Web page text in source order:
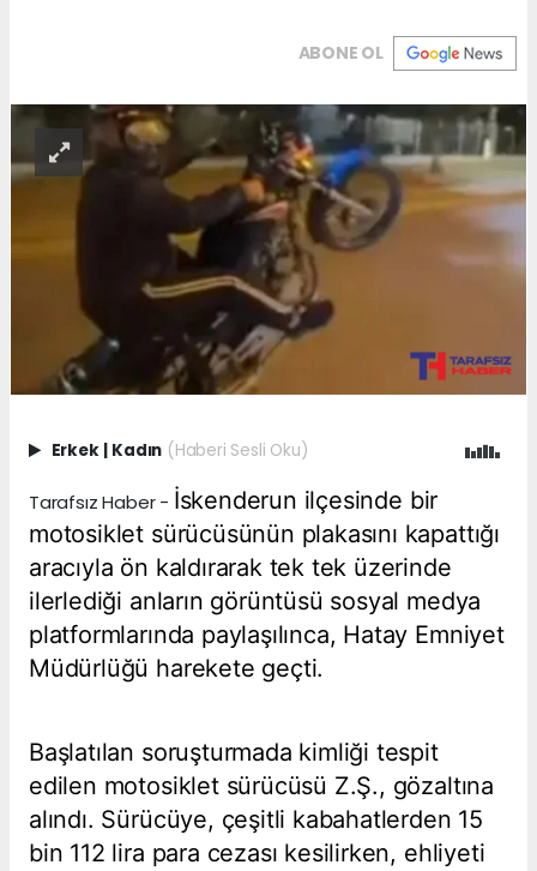
ABONE OL
Erkek | Kadın (Haberi Sesli Oku)
Tarafsız Haber - İskenderun ilçesinde bir
motosiklet sürücüsünün plakasını kapattığı
aracıyla ön kaldırarak tek tek üzerinde
ilerlediği anların görüntüsü sosyal medya
platformlarında paylaşılınca, Hatay Emniyet
Müdürlüğü harekete geçti.
Başlatılan soruşturmada kimliği tespit
edilen motosiklet sürücüsü Z.Ş., gözaltına
alındı. Sürücüye, çeşitli kabahatlerden 15
bin 112 lira para cezası kesilirken, ehliyeti